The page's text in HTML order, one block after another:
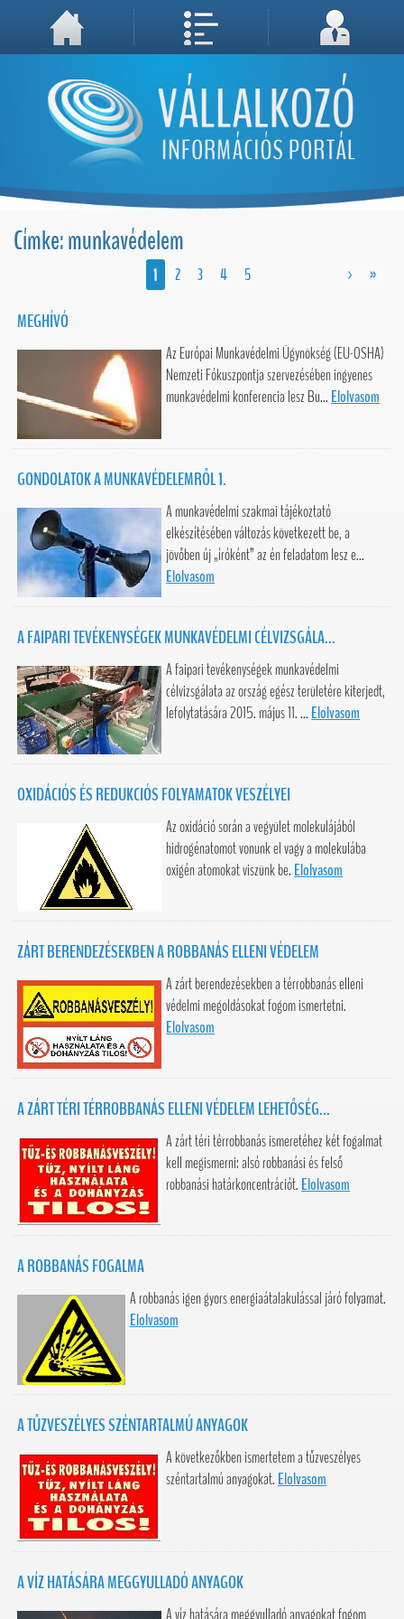
A weboldal használatával Ön elfogadja, hogy Cookie-kat (sütiket) tároljunk számítógépén. A sütik a weboldal megfelelő működéséhez
Megértettem, folytatás...
Címke: munkavédelem
1 2 3 4 5 > »
MEGHÍVÓ
Az Európai Munkavédelmi Ügynökség (EU-OSHA)
Nemzeti Fókuszpontja szervezésében ingyenes
munkavédelmi konferencia lesz Bu... Elolvasom
GONDOLATOK A MUNKAVÉDELEMRŐL 1.
A munkavédelmi szakmai tájékoztató
elkészítésében változás következett be, a
jövőben új „íróként” az én feladatom lesz e...
Elolvasom
A FAIPARI TEVÉKENYSÉGEK MUNKAVÉDELMI CÉLVIZSGÁLA...
A faipari tevékenységek munkavédelmi
célvizsgálata az ország egész területére kiterjedt,
lefolytatására 2015. május 11. ... Elolvasom
OXIDÁCIÓS ÉS REDUKCIÓS FOLYAMATOK VESZÉLYEI
Az oxidáció során a vegyület molekulájából
hidrogénatomot vonunk el vagy a molekulába
oxigén atomokat viszünk be. Elolvasom
ZÁRT BERENDEZÉSEKBEN A ROBBANÁS ELLENI VÉDELEM
A zárt berendezésekben a térrobbanás elleni
védelmi megoldásokat fogom ismertetni.
Elolvasom
A ZÁRT TÉRI TÉRROBBANÁS ELLENI VÉDELEM LEHETŐSÉG...
A zárt téri térrobbanás ismeretéhez két fogalmat
kell megismerni: alsó robbanási és felső
robbanási határkoncentrációt. Elolvasom
A ROBBANÁS FOGALMA
A robbanás igen gyors energiaátalakulással járó folyamat.
Elolvasom
A TŰZVESZÉLYES SZÉNTARTALMÚ ANYAGOK
A következőkben ismertetem a tűzveszélyes
széntartalmú anyagokat. Elolvasom
A VÍZ HATÁSÁRA MEGGYULLADÓ ANYAGOK
A víz hatására meggyulladó anyagokat fogom